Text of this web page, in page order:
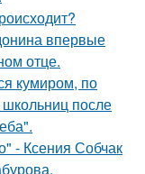
впервые
отце.
кумиром, по
после
- Ксения Собчак